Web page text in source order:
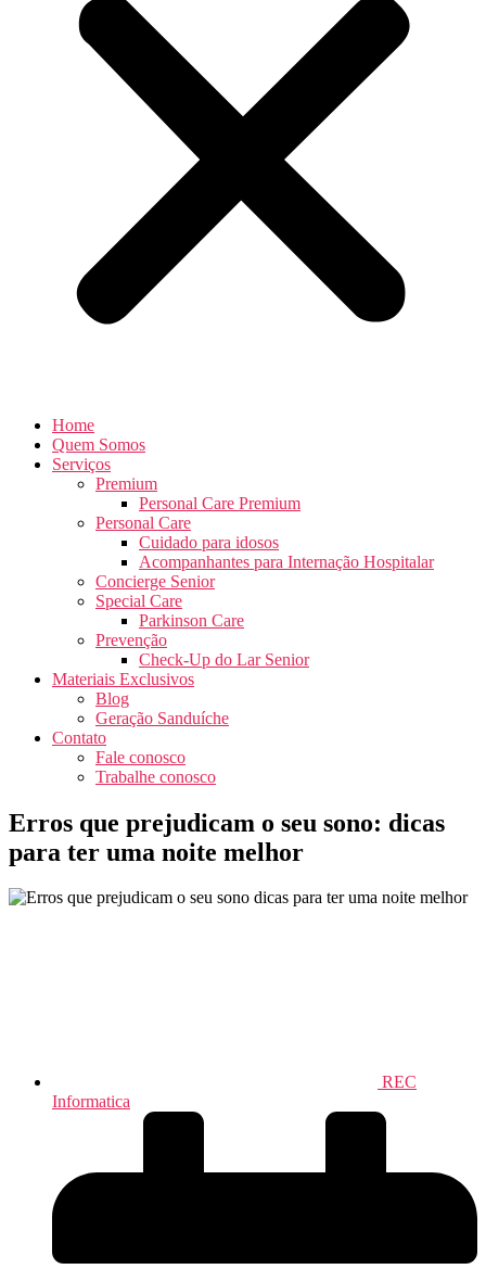
Home
Quem Somos
Serviços
Premium
Personal Care Premium
Personal Care
Cuidado para idosos
Acompanhantes para Internação Hospitalar
Concierge Senior
Special Care
Parkinson Care
Prevenção
Check-Up do Lar Senior
Materiais Exclusivos
Blog
Geração Sanduíche
Contato
Fale conosco
Trabalhe conosco
Erros que prejudicam o seu sono: dicas
para ter uma noite melhor
REC
Informatica